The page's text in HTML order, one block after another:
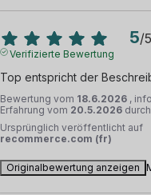
5/5
Verifizierte Bewertung
Top entspricht der
Bewertung vom 18.6.2026 ,
Erfahrung vom 20.5.2026
Ursprünglich veröffentlicht auf
recommerce.com (fr)
Originalbewertung anzeigen